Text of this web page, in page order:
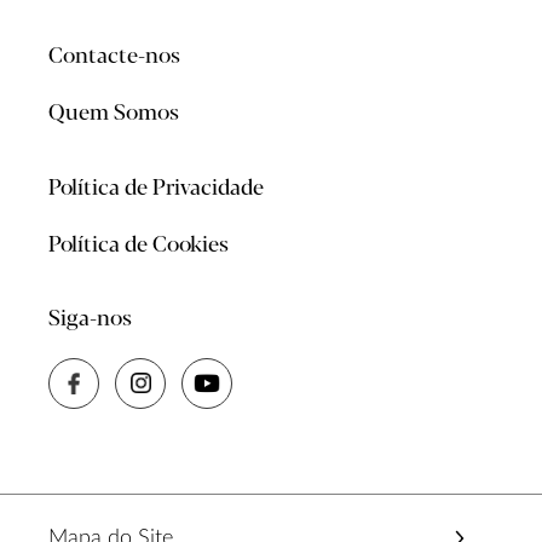
Contacte-nos
Quem Somos
Política de Privacidade
Política de Cookies
Siga-nos